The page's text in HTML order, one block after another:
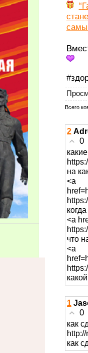
Всего
2
0
на
<a
<a
что
<a
1
0
как
как